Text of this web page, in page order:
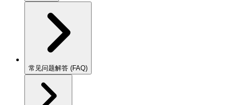
常见问题解答 (FAQ)